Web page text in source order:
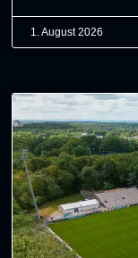
1. August 2026